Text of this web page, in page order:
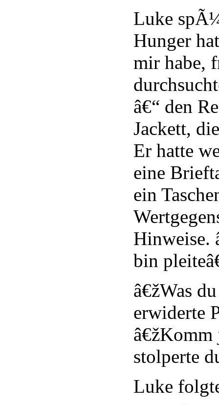
Luke
Hunger
mir habe,
â€“ den
Jackett,
Er hatte
eine
ein
Hinweise.
bin
â€žWas
erwiderte
stolperte
Luke